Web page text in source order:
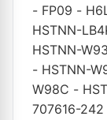
- FP09 -
HSTNN-
HSTNN-
- HSTNN-
W98C -
707616-242